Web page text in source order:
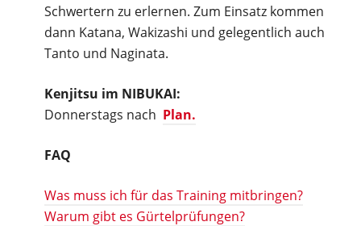
Schwertern zu erlernen. Zum Einsatz kommen
dann Katana, Wakizashi und gelegentlich auch
Tanto und Naginata.
Kenjitsu im NIBUKAI:
Donnerstags nach Plan.
FAQ
Was muss ich für das Training mitbringen?
Warum gibt es Gürtelprüfungen?